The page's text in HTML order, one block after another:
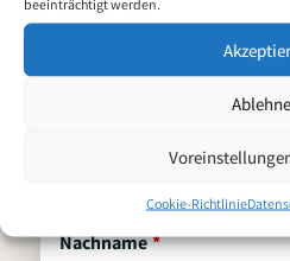
beeinträchtigt werden.
Cookie-Richtlinie
Nachname